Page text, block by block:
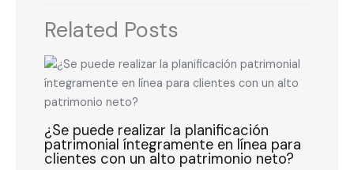
Related Posts
¿Se puede realizar la planificación
patrimonial íntegramente en línea para
clientes con un alto patrimonio neto?